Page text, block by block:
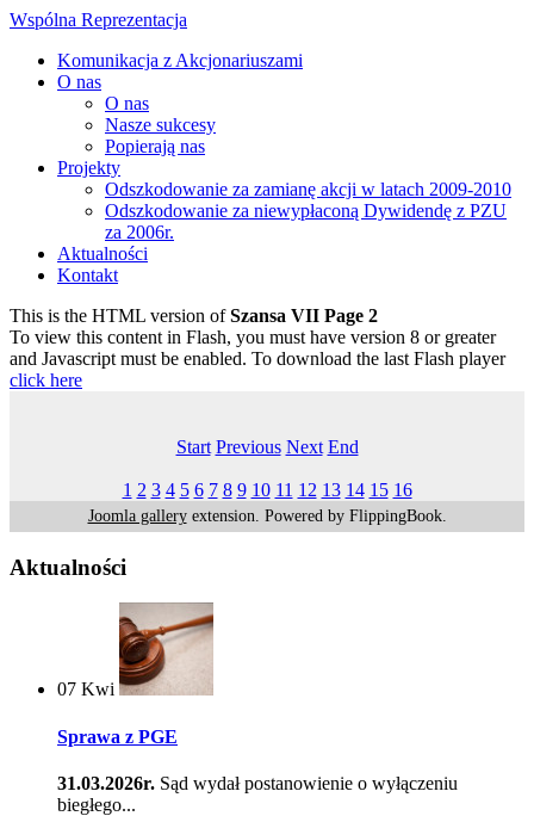
Wspólna Reprezentacja
Komunikacja z Akcjonariuszami
O nas
O nas
Nasze sukcesy
Popierają nas
Projekty
Odszkodowanie za zamianę akcji w latach 2009-2010
Odszkodowanie za niewypłaconą Dywidendę z PZU
za 2006r.
Aktualności
Kontakt
This is the HTML version ofSzansa VII Page 2
To view this content in Flash, you must have version 8 or greater
and Javascript must be enabled. To download the last Flash player
click here
Start Previous Next End
1 2 3 4 5 6 7 8 9 10 11 12 13 14 15 16
Joomla galleryextension. Powered by FlippingBook.
Aktualności
07 Kwi
Sprawa z PGE
31.03.2026r. Sąd wydał postanowienie o wyłączeniu
biegłego...